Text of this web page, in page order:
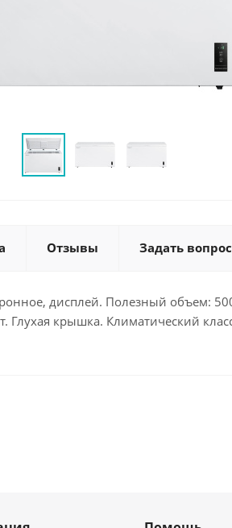
Отзывы Задать вопрос
дисплей. Полезный объем:
крышка. Климатический